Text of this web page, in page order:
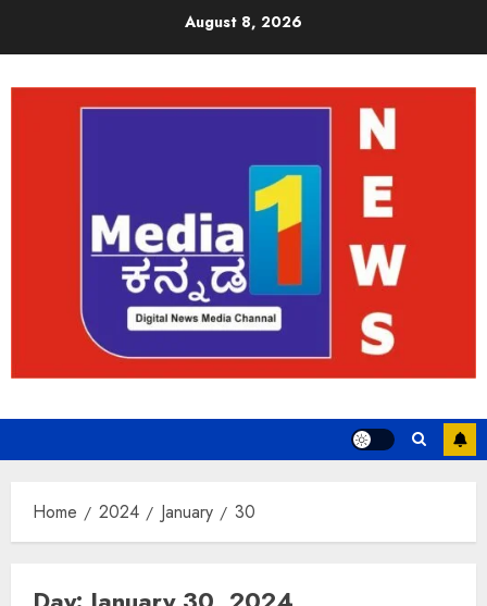
August 8, 2026
Home 2024 January 30